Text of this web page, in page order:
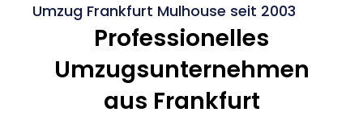
Umzug Frankfurt Mulhouse seit 2003
Professionelles
Umzugsunternehmen
aus Frankfurt